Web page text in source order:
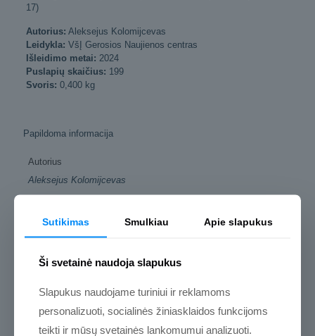
17)
Autorius: Aleksejus Kolomijcevas
Leidykla: VšĮ Gerosios Naujienos centras
Išleidimo metai: 2024
Puslapių skaičius: 199
Svoris: 0,400 kg
Papildoma informacija
Autorius
Aleksejus Kolomijcevas
VšĮ Gerosios Naujienos centras
2024
Viršelis
Sutikimas Smulkiau Apie slapukus
Ši svetainė naudoja slapukus
Slapukus naudojame turiniui ir reklamoms
personalizuoti, socialinės žiniasklaidos funkcijoms
teikti ir mūsų svetainės lankomumui analizuoti.